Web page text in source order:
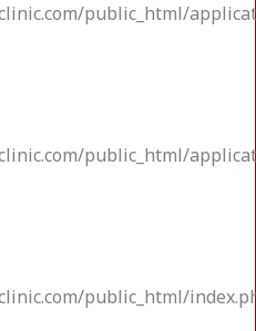
public_html/
public_html/
public_html/